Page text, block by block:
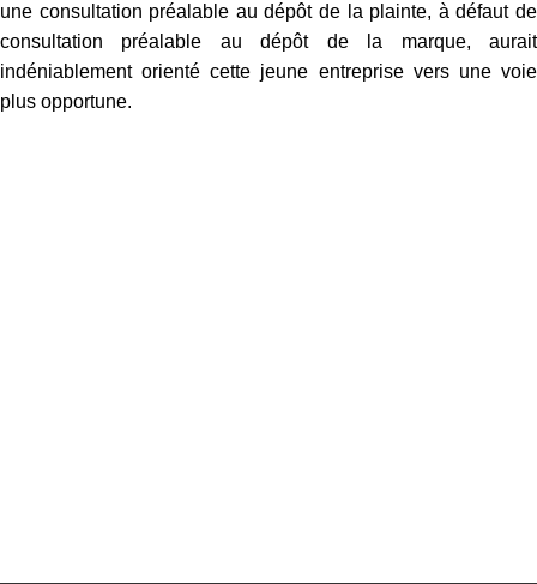
une consultation préalable au dépôt de la plainte, à défaut de
consultation préalable au dépôt de la marque, aurait
indéniablement orienté cette jeune entreprise vers une voie
plus opportune.